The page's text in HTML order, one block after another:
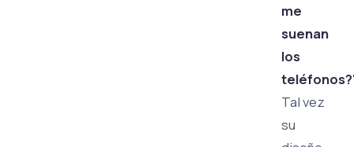
me
suenan
los
Tal vez
su